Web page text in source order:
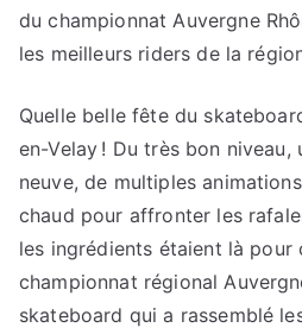
du championnat Auvergne
les meilleurs riders de la
Quelle belle fête du
en-Velay ! Du très bon
neuve, de multiples
chaud pour affronter les
les ingrédients étaient là pour
championnat régional
skateboard qui a rassemblé